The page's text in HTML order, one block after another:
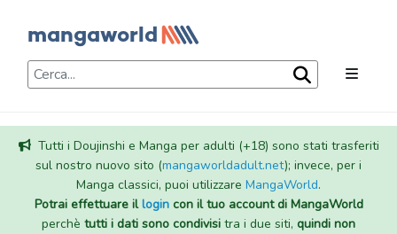
Tutti i Doujinshi e Manga per adulti (+18) sono stati trasferiti
sul nostro nuovo sito (mangaworldadult.net); invece, per i
Manga classici, puoi utilizzare MangaWorld.
Potrai effettuare illogincon il tuo account di MangaWorld
perchè tutti i dati sono condivisi tra i due siti, quindi non